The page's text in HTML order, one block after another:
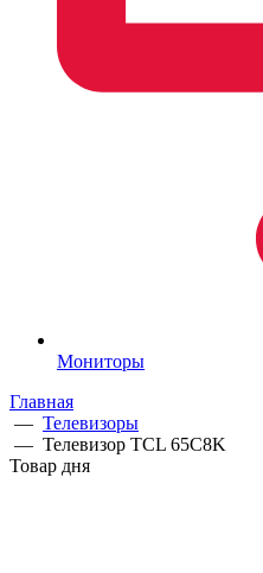
Мониторы
Главная
— Телевизоры
— Телевизор TCL 65C8K
Товар дня